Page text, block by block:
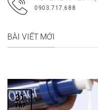
0903.717.688
BÀI VIẾT MỚI
31
Th7